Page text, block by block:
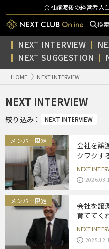
会社譲渡後の経営者人
NEXT INTERVIEW
NEXT SUGGESTION
HOME NEXT INTERVIEW
NEXT INTERVIEW
絞り込み： NEXT INTERVIEW
メンバー限定
会社を譲
クワクす
NEXT
メンバー限定
会社を譲
育ててく
NEXT